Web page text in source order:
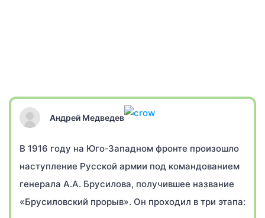
Андрей Медведев
В 1916 году на Юго-Западном фронте произошло
наступление Русской армии под командованием
генерала А.А. Брусилова, получившее название
«Брусиловский прорыв». Он проходил в три этапа: